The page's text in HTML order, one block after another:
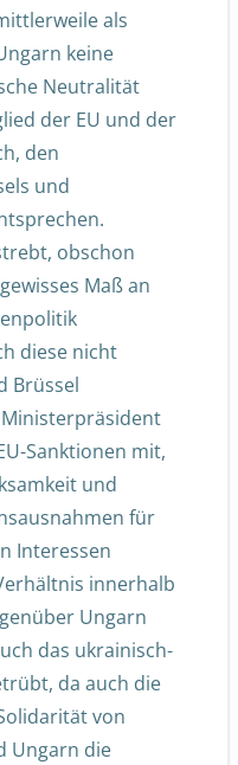
als
keine
Neutralität
der EU und der
den
und
obschon
Maß an
diese nicht
Brüssel
Sanktionen mit,
und
für
Interessen
innerhalb
Ungarn
das ukrainisch-
da auch die
von
Ungarn die